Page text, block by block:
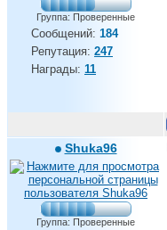
Группа: Проверенные
Сообщений: 184
Репутация: 247
Награды: 11
Shuka96
Группа: Проверенные